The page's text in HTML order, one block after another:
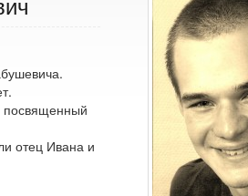
посвященный
отец Ивана и